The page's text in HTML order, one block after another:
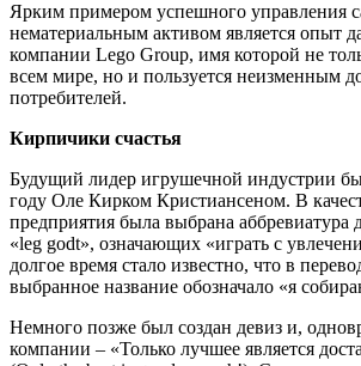
Ярким примером успешного управления
нематериальным активом является опыт
компании Lego Group, имя которой не
всем мире, но и пользуется неизменным
потребителей.
Кирпичики счастья
Будущий лидер игрушечной индустрии
году Оле Кирком Кристиансеном. В
предприятия была выбрана аббревиатура
«leg godt», означающих «играть с
долгое время стало известно, что в
выбранное название обозначало «я
Немного позже был создан девиз и,
компании – «Только лучшее является